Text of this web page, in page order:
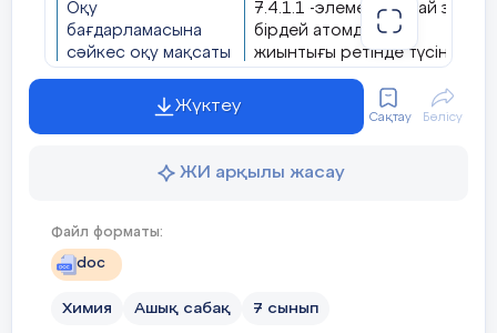
Оқу
бағдарламасына
сәйкес оқу мақсаты
7.4.1.1 -элементті (жай зат)
бірдей атомдардың
жиынтығы ретінде түсіну
7.4.1.2 -таза заттар
атомдардың немесе
Жүктеу
Сақтау Бөлісу
ЖИ арқылы жасау
Файл форматы:
doc
Химия Ашық сабақ 7 сынып